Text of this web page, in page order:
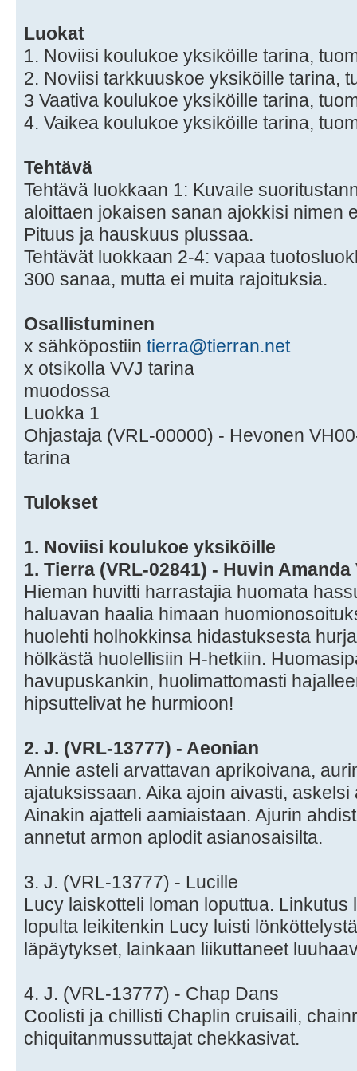
Luokat
1. Noviisi koulukoe yksiköille tarina,
2. Noviisi tarkkuuskoe yksiköille tarina,
3 Vaativa koulukoe yksiköille tarina,
4. Vaikea koulukoe yksiköille tarina,
Tehtävä
Tehtävä luokkaan 1: Kuvaile
aloittaen jokaisen sanan ajokkisi nimen
Pituus ja hauskuus plussaa.
Tehtävät luokkaan 2-4: vapaa
300 sanaa, mutta ei muita rajoituksia.
Osallistuminen
x sähköpostiin tierra@tierran.net
x otsikolla VVJ tarina
muodossa
Luokka 1
Ohjastaja (VRL-00000) - Hevonen
tarina
Tulokset
1. Noviisi koulukoe yksiköille
1. Tierra (VRL-02841) - Huvin Amanda
Hieman huvitti harrastajia huomata
haluavan haalia himaan
huolehti holhokkinsa hidastuksesta
hölkästä huolellisiin H-hetkiin.
havupuskankin, huolimattomasti
hipsuttelivat he hurmioon!
2. J. (VRL-13777) - Aeonian
Annie asteli arvattavan aprikoivana,
ajatuksissaan. Aika ajoin aivasti,
Ainakin ajatteli aamiaistaan. Ajurin
annetut armon aplodit asianosaisilta.
3. J. (VRL-13777) - Lucille
Lucy laiskotteli loman loputtua.
lopulta leikitenkin Lucy luisti
läpäytykset, lainkaan liikuttaneet
4. J. (VRL-13777) - Chap Dans
Coolisti ja chillisti Chaplin cruisaili,
chiquitanmussuttajat chekkasivat.